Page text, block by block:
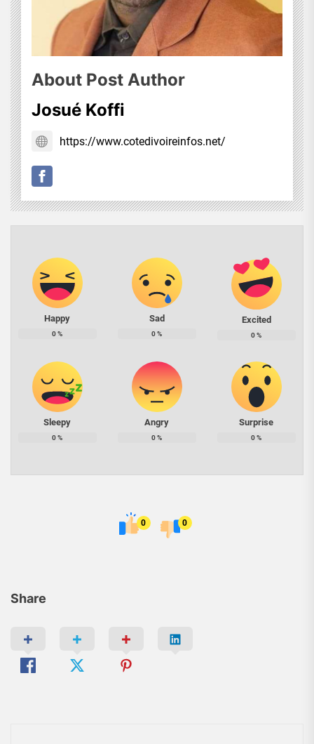
Share
About Post Author
Josué Koffi
https://www.cotedivoireinfos.net/
Happy
0%
Sad
0%
Excited
0%
Sleepy
0%
Angry
0%
Surprise
0%
0 0